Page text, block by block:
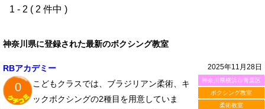
1 - 2 ( 2 件中 )
神奈川県に登録された最新のボクシング教室
2025年11月28日
神奈川県横浜市青葉区
ボクシング教室
柔術教室
RBアカデミー
0
こどもクラスでは、ブラジリアン柔術、キ
ックボクシングの2種目を用意していま